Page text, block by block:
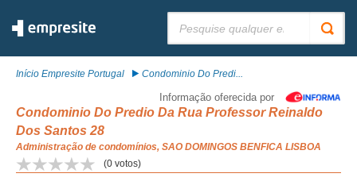
Início Empresite Portugal Condominio Do Predi...
Informação oferecida por
Condominio Do Predio Da Rua Professor Reinaldo
Dos Santos 28
Administração de condomínios, SAO DOMINGOS BENFICA LISBOA
(0 votos)